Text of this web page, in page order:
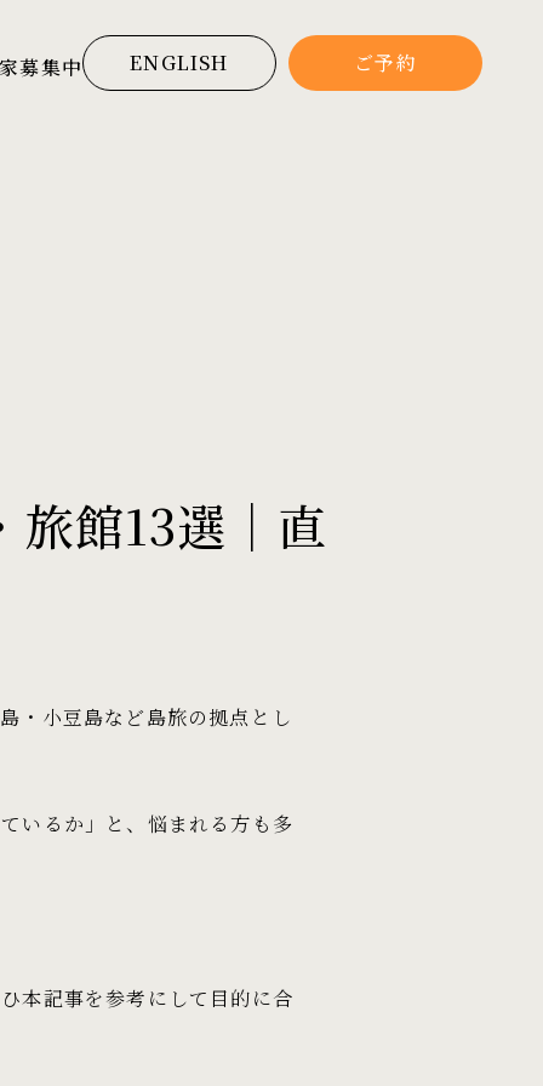
募集中 ENGLISH ご予約
旅館13選｜直
・小豆島など島旅の拠点とし
いるか」と、悩まれる方も多
本記事を参考にして目的に合